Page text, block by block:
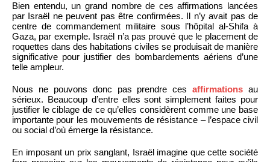
Bien entendu, un grand nombre de ces affirmations lancées
par Israël ne peuvent pas être confirmées. Il n’y avait pas de
centre de commandement militaire sous l’hôpital al-Shifa à
Gaza, par exemple. Israël n’a pas prouvé que le placement de
roquettes dans des habitations civiles se produisait de manière
significative pour justifier des bombardements aériens d’une
telle ampleur.
Nous ne pouvons donc pas prendre cesaffirmations au
sérieux. Beaucoup d’entre elles sont simplement faites pour
justifier le ciblage de ce qu’elles considèrent comme une base
importante pour les mouvements de résistance – l’espace civil
ou social d’où émerge la résistance.
En imposant un prix sanglant, Israël imagine que cette société